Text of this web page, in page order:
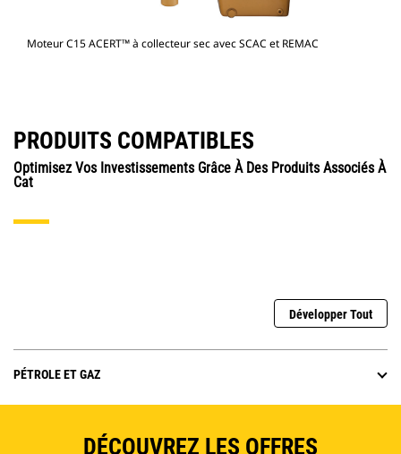
Moteur C15 ACERT™ à collecteur sec avec SCAC et REMAC
PRODUITS COMPATIBLES
Optimisez Vos Investissements Grâce À Des Produits Associés À
Cat
Développer Tout
PÉTROLE ET GAZ
DÉCOUVREZ LES OFFRES